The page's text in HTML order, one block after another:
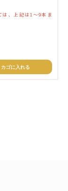
、上記は1～9本ま
カゴに入れる